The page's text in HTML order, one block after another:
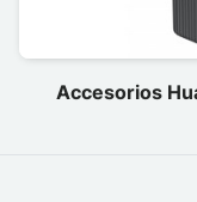
Accesorios